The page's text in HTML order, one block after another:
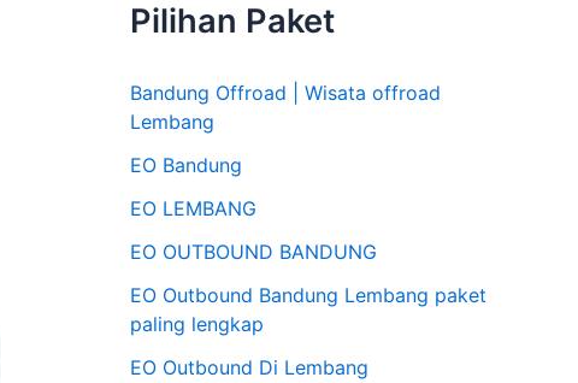
u
t
u
k
:
Pilihan Paket
Bandung Offroad | Wisata offroad
Lembang
EO Bandung
EO LEMBANG
EO OUTBOUND BANDUNG
EO Outbound Bandung Lembang paket
paling lengkap
EO Outbound Di Lembang